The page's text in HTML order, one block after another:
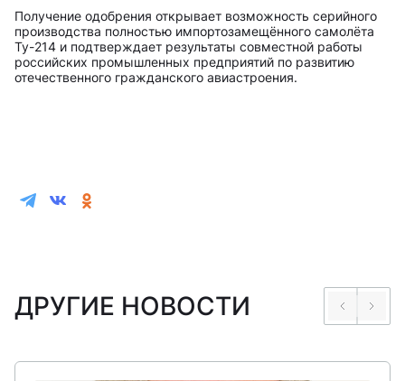
Получение одобрения открывает возможность серийного
производства полностью импортозамещённого самолёта
Ту-214 и подтверждает результаты совместной работы
российских промышленных предприятий по развитию
отечественного гражданского авиастроения.
ДРУГИЕ НОВОСТИ